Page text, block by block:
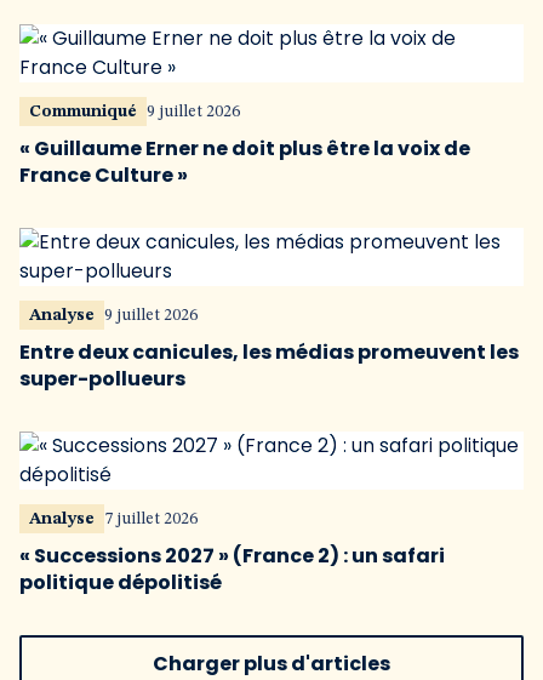
Communiqué 9 juillet 2026
« Guillaume Erner ne doit plus être la voix de
France Culture »
Analyse 9 juillet 2026
Entre deux canicules, les médias promeuvent les
super-pollueurs
Analyse 7 juillet 2026
« Successions 2027 » (France 2) : un safari
politique dépolitisé
Charger plus d'articles